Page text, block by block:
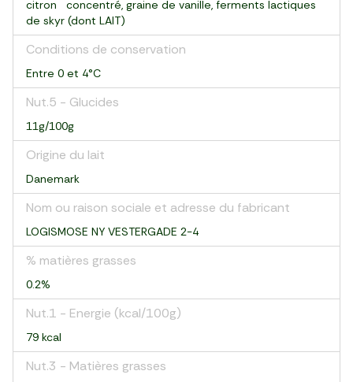
citron concentré, graine de vanille, ferments lactiques
de skyr (dont LAIT)
Conditions de conservation
Entre 0 et 4°C
Nut.5 - Glucides
11g/100g
Origine du lait
Danemark
Nom ou raison sociale et adresse du fabricant
LOGISMOSE NY VESTERGADE 2-4
% matières grasses
0.2%
Nut.1 - Energie (kcal/100g)
79 kcal
Nut.3 - Matières grasses